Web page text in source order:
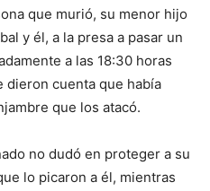
que murió, su menor hijo
y él, a la presa a pasar un
a las 18:30 horas
dieron cuenta que había
que los atacó.
no dudó en proteger a su
lo picaron a él, mientras